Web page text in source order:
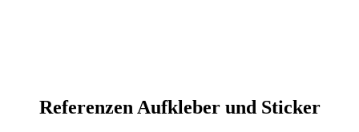
Referenzen Aufkleber und Sticker